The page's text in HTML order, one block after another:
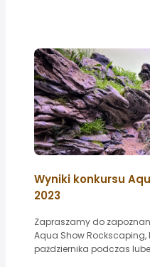
Wyniki konkursu
2023
Zapraszamy do
Aqua Show Rockscaping,
pażdziernika podczas